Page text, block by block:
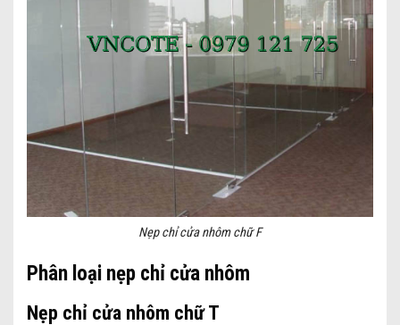
Nẹp chỉ cửa nhôm chữ F
Phân loại nẹp chỉ cửa nhôm
Nẹp chỉ cửa nhôm chữ T